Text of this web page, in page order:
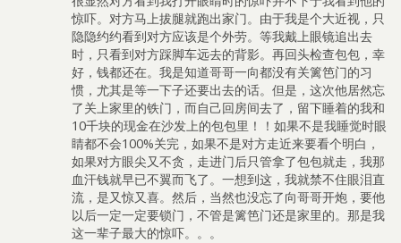
惊吓。对方马上拔腿就跑出家门。由于我是个大近视，只
隐隐约约看到对方应该是个外劳。等我戴上眼镜追出去
时，只看到对方踩脚车远去的背影。再回头检查包包，幸
好，钱都还在。我是知道哥哥一向都没有关篱笆门的习
惯，尤其是等一下子还要出去的话。但是，这次他居然忘
了关上家里的铁门，而自己回房间去了，留下睡着的我和
10千块的现金在沙发上的包包里！！如果不是我睡觉时眼
睛都不会100%关完，如果不是对方走近来要看个明白，
如果对方眼尖又不贪，走进门后只管拿了包包就走，我那
血汗钱就早已不翼而飞了。一想到这，我就禁不住眼泪直
流，是又惊又喜。然后，当然也没忘了向哥哥开炮，要他
以后一定一定要锁门，不管是篱笆门还是家里的。那是我
这一辈子最大的惊吓。。。